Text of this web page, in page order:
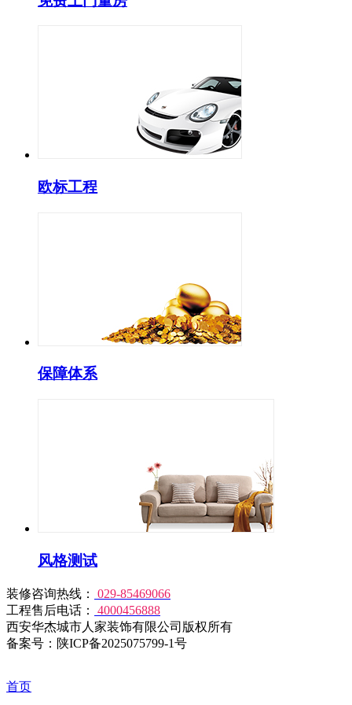
欧标工程
保障体系
风格测试
装修咨询热线：
029-85469066
工程售后电话：
4000456888
西安华杰城市人家装饰有限公司版权所有
备案号：陕ICP备2025075799-1号
首页